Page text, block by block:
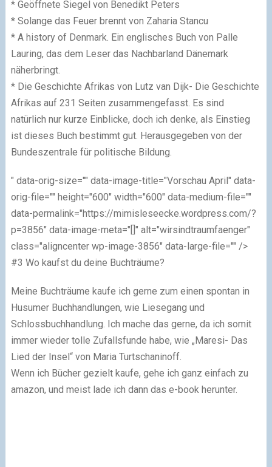
* Geöffnete Siegel von Benedikt Peters
* Solange das Feuer brennt von Zaharia Stancu
* A history of Denmark. Ein englisches Buch von Palle
Lauring, das dem Leser das Nachbarland Dänemark
näherbringt.
* Die Geschichte Afrikas von Lutz van Dijk- Die Geschichte
Afrikas auf 231 Seiten zusammengefasst. Es sind
natürlich nur kurze Einblicke, doch ich denke, als Einstieg
ist dieses Buch bestimmt gut. Herausgegeben von der
Bundeszentrale für politische Bildung.
" data-orig-size="" data-image-title="Vorschau April" data-
orig-file="" height="600" width="600" data-medium-file=""
data-permalink="https://mimisleseecke.wordpress.com/?
p=3856" data-image-meta="[]" alt="wirsindtraumfaenger"
class="aligncenter wp-image-3856" data-large-file="" />
#3 Wo kaufst du deine Buchträume?
Meine Buchträume kaufe ich gerne zum einen spontan in
Husumer Buchhandlungen, wie Liesegang und
Schlossbuchhandlung. Ich mache das gerne, da ich somit
immer wieder tolle Zufallsfunde habe, wie „Maresi- Das
Lied der Insel“ von Maria Turtschaninoff.
Wenn ich Bücher gezielt kaufe, gehe ich ganz einfach zu
amazon, und meist lade ich dann das e-book herunter.